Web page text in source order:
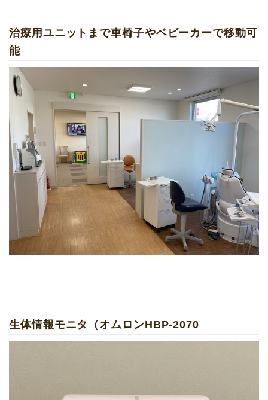
治療用ユニットまで車椅子やベビーカーで移動可
能
生体情報モニタ（オムロンHBP‐2070